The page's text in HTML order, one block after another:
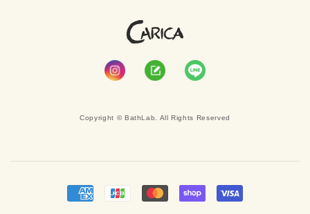
Copyright © BathLab. All Rights Reserved